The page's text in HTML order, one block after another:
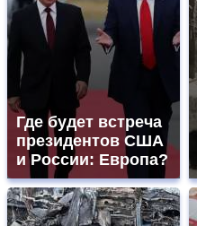
Где будет встреча
президентов США
и России: Европа?